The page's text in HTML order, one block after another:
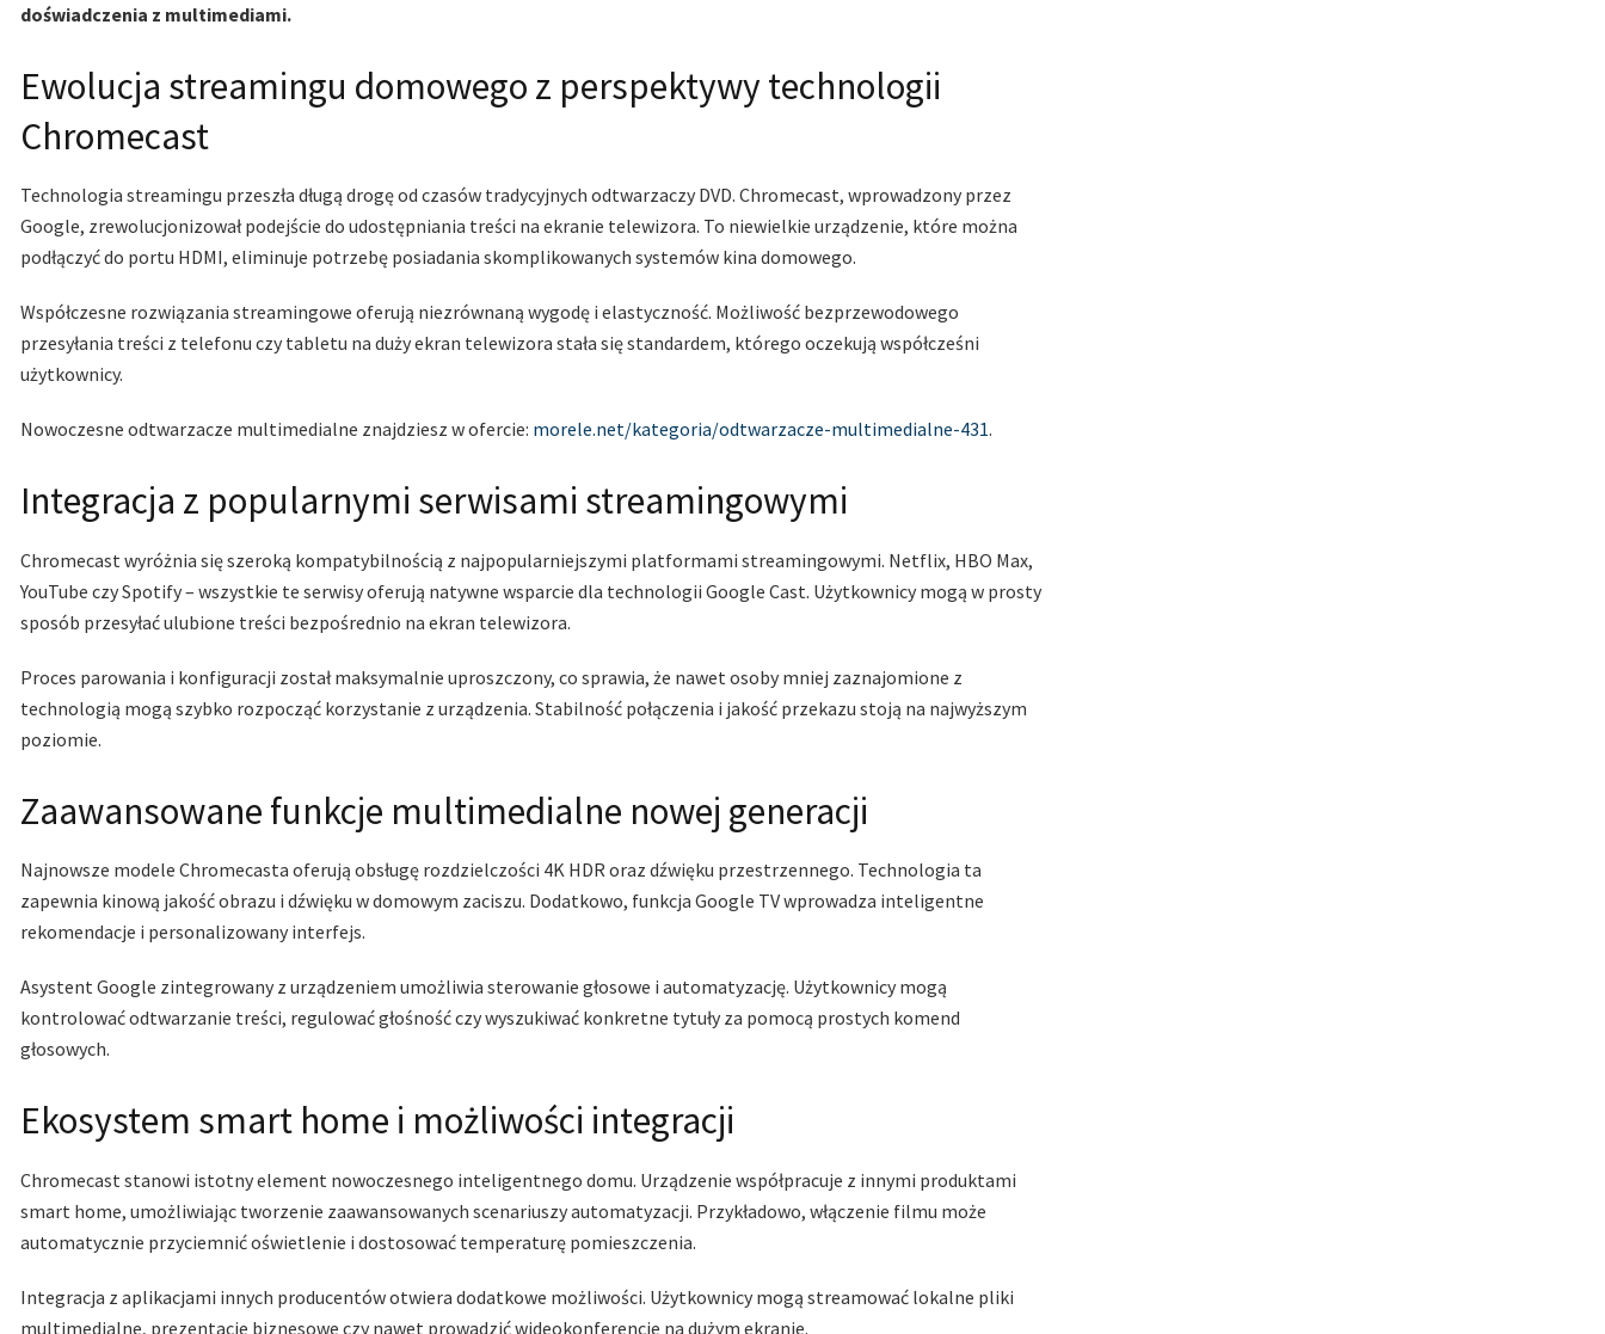
doświadczenia z multimediami.
Ewolucja streamingu domowego z perspektywy technologii
Chromecast
Technologia streamingu przeszła długą drogę od czasów tradycyjnych odtwarzaczy DVD. Chromecast, wprowadzony przez
Google, zrewolucjonizował podejście do udostępniania treści na ekranie telewizora. To niewielkie urządzenie, które można
podłączyć do portu HDMI, eliminuje potrzebę posiadania skomplikowanych systemów kina domowego.
Współczesne rozwiązania streamingowe oferują niezrównaną wygodę i elastyczność. Możliwość bezprzewodowego
przesyłania treści z telefonu czy tabletu na duży ekran telewizora stała się standardem, którego oczekują współcześni
użytkownicy.
Nowoczesne odtwarzacze multimedialne znajdziesz w ofercie: morele.net/kategoria/odtwarzacze-multimedialne-431.
Integracja z popularnymi serwisami streamingowymi
Chromecast wyróżnia się szeroką kompatybilnością z najpopularniejszymi platformami streamingowymi. Netflix, HBO Max,
YouTube czy Spotify – wszystkie te serwisy oferują natywne wsparcie dla technologii Google Cast. Użytkownicy mogą w prosty
sposób przesyłać ulubione treści bezpośrednio na ekran telewizora.
Proces parowania i konfiguracji został maksymalnie uproszczony, co sprawia, że nawet osoby mniej zaznajomione z
technologią mogą szybko rozpocząć korzystanie z urządzenia. Stabilność połączenia i jakość przekazu stoją na najwyższym
poziomie.
Zaawansowane funkcje multimedialne nowej generacji
Najnowsze modele Chromecasta oferują obsługę rozdzielczości 4K HDR oraz dźwięku przestrzennego. Technologia ta
zapewnia kinową jakość obrazu i dźwięku w domowym zaciszu. Dodatkowo, funkcja Google TV wprowadza inteligentne
rekomendacje i personalizowany interfejs.
Asystent Google zintegrowany z urządzeniem umożliwia sterowanie głosowe i automatyzację. Użytkownicy mogą
kontrolować odtwarzanie treści, regulować głośność czy wyszukiwać konkretne tytuły za pomocą prostych komend
głosowych.
Ekosystem smart home i możliwości integracji
Chromecast stanowi istotny element nowoczesnego inteligentnego domu. Urządzenie współpracuje z innymi produktami
smart home, umożliwiając tworzenie zaawansowanych scenariuszy automatyzacji. Przykładowo, włączenie filmu może
automatycznie przyciemnić oświetlenie i dostosować temperaturę pomieszczenia.
Integracja z aplikacjami innych producentów otwiera dodatkowe możliwości. Użytkownicy mogą streamować lokalne pliki
multimedialne, prezentacje biznesowe czy nawet prowadzić wideokonferencje na dużym ekranie.